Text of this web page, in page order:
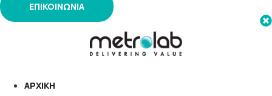
ΕΠΙΚΟΙΝΩΝΙΑ
ΑΡΧΙΚΗ